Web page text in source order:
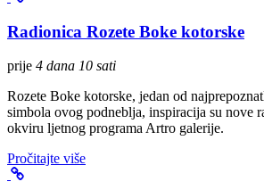
Radionica Rozete Boke kotorske
prije 4 dana 10 sati
Rozete Boke kotorske, jedan od
simbola ovog podneblja, inspiracija su nove
okviru ljetnog programa Artro galerije.
Pročitajte više